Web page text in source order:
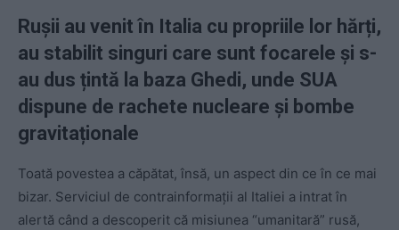
Rușii au venit în Italia cu propriile lor hărți,
au stabilit singuri care sunt focarele și s-
au dus țintă la baza Ghedi, unde SUA
dispune de rachete nucleare și bombe
gravitaționale
Toată povestea a căpătat, însă, un aspect din ce în ce mai
bizar. Serviciul de contrainformații al Italiei a intrat în
alertă când a descoperit că misiunea “umanitară” rusă,